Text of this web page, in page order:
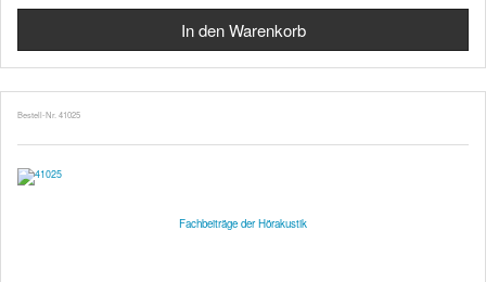
Bestell-Nr. 41025
Fachbeiträge der Hörakustik